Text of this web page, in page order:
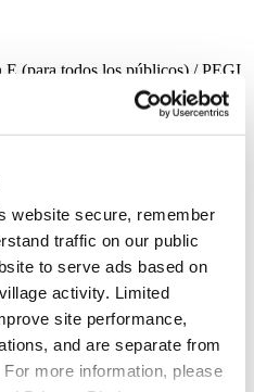
website secure, remember
traffic on our public
to serve ads based on
activity. Limited
site performance,
and are separate from
more information, please
E (para todos los públicos) / PEGI
lo configuren y lo administren
motivador y adecuado para
un espacio positivo y seguro
en el crecimiento, la
desarrollo saludable de sus hijos.
relacionados con temas políticos,
que provoquen miedo,
que sigan tendencias.